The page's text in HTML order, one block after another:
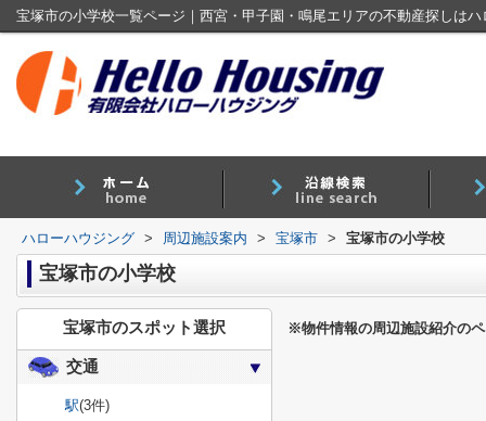
宝塚市の小学校一覧ページ｜西宮・甲子園・鳴尾エリアの不動産探しは
ハローハウジング > 周辺施設案内 > 宝塚市 > 宝塚市の小学校
宝塚市の小学校
※物件情報の周辺施設紹介の
宝塚市のスポット選択
交通
駅(3件)